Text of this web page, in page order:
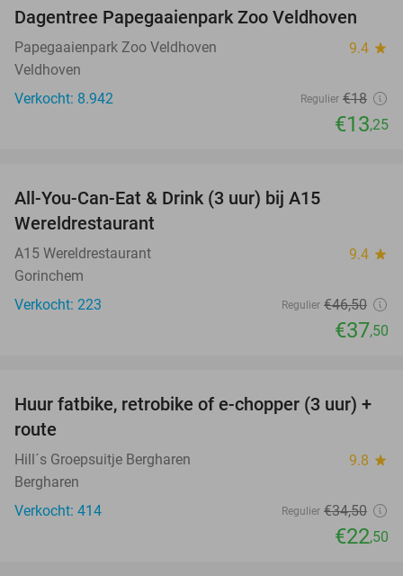
26%
Dagentree Papegaaienpark Zoo Veldhoven
Papegaaienpark Zoo Veldhoven 9.4 star
Veldhoven
Verkocht: 8.942
Regulier €18
€13,25
All-You-Can-Eat & Drink (3 uur) bij A15
Wereldrestaurant
A15 Wereldrestaurant 9.4 star
Gorinchem
Verkocht: 223
Regulier €46,50
€37,50
35%
Huur fatbike, retrobike of e-chopper (3 uur) +
route
Hill´s Groepsuitje Bergharen 9.8 star
Bergharen
Verkocht: 414
Regulier €34,50
€22,50